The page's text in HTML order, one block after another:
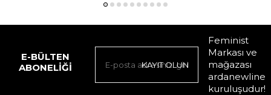
E-BÜLTEN
ABONELIĞI
KAYIT OLUN
Feminist
Markası ve
mağazası
ardanewline
kuruluşudur!